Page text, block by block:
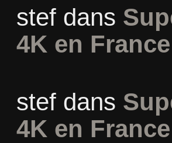
stefdans
4K en
stefdans
4K en